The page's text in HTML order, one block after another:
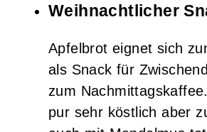
Weihnachtlicher
Apfelbrot eignet sich
als Snack für
zum
pur sehr köstlich aber